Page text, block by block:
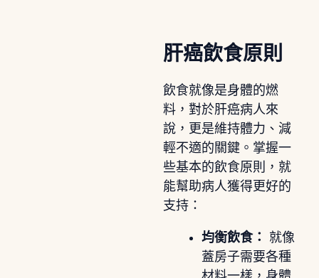
肝癌飲食原則
飲食就像是身體的燃
料，對於肝癌病人來
說，更是維持體力、減
輕不適的關鍵。掌握一
些基本的飲食原則，就
能幫助病人獲得更好的
支持：
均衡飲食：
就像
蓋房子需要各種